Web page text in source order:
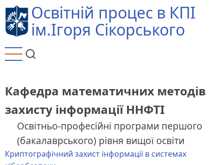
Перейти
до
основного
Освітній процес в КПІ
ім.Ігоря Сікорського
Кафедра математичних методів
захисту інформації ННФТІ
Освітньо-професійні програми першого
(бакалаврського) рівня вищої освіти
Криптографічний захист інформації в системах